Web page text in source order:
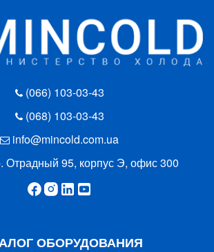
(066) 103-03-43
(068) 103-03-43
info@mincold.com.ua
Отрадный 95, корпус Э, офис 300
ОБОРУДОВАНИЯ